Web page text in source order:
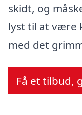
skidt, og
lyst til at være
med det
Få et tilbud,